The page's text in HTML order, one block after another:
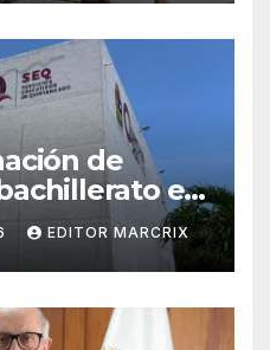
de
en
EDITOR MARCRIX